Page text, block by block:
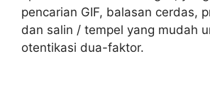
pencarian GIF, balasan cerdas,
dan salin / tempel yang mudah
otentikasi dua-faktor.